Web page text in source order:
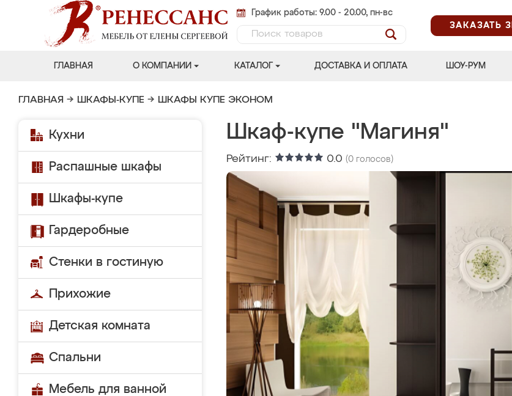
График работы: 9.00 - 20.00, пн-вс
ЗАКАЗАТЬ
ГЛАВНАЯ О КОМПАНИИ КАТАЛОГ ДОСТАВКА И ОПЛАТА ШОУ-РУМ
ГЛАВНАЯ → ШКАФЫ-КУПЕ → ШКАФЫ КУПЕ ЭКОНОМ
Кухни
Распашные шкафы
Шкафы-купе
Гардеробные
Стенки в гостиную
Прихожие
Детская комната
Спальни
Мебель для ванной
Шкаф-купе "Магиня"
Рейтинг: 0.0 (0 голосов)